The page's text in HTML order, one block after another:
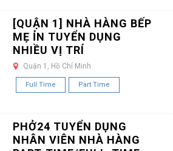
[QUẬN 1] NHÀ HÀNG BẾP
MẸ ỈN TUYỂN DỤNG
NHIỀU VỊ TRÍ
Quận 1, Hồ Chí Minh
Full Time Part Time
PHỞ24 TUYỂN DỤNG
NHÂN VIÊN NHÀ HÀNG